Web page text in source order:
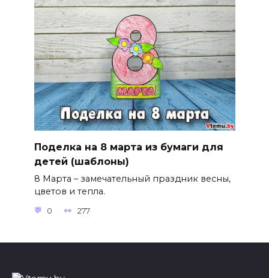
Поделка на 8 марта из бумаги для
детей (шаблоны)
8 Марта – замечательный праздник весны,
цветов и тепла.
0 277